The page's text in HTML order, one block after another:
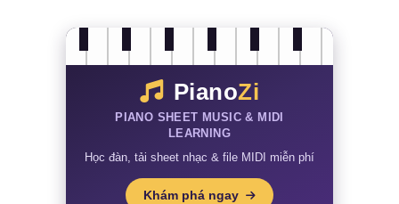
PianoZi
PIANO SHEET MUSIC & MIDI
LEARNING
Học đàn, tải sheet nhạc & file MIDI miễn phí
Khám phá ngay